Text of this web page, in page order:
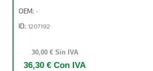
OEM: -
ID: 1207192
30,00 € Sin IVA
36,30 € Con IVA